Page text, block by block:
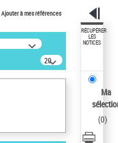
Ajouter à mes références
20
résultats/page
RÉCUPÉRER
LES
NOTICES
Ma
(0)